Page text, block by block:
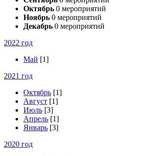
Октябрь 0 мероприятий
Ноябрь 0 мероприятий
Декабрь 0 мероприятий
2022 год
Май [1]
2021 год
Октябрь [1]
Август [1]
Июль [3]
Апрель [1]
Январь [3]
2020 год